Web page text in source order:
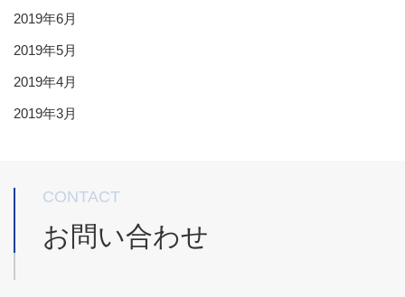
2019年6月
2019年5月
2019年4月
2019年3月
CONTACT
お問い合わせ